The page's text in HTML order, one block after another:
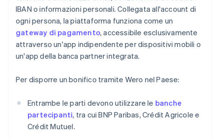
IBAN o informazioni personali. Collegata all'account di
ogni persona, la piattaforma funziona come un
gateway di pagamento, accessibile esclusivamente
attraverso un'app indipendente per dispositivi mobili o
un'app della banca partner integrata.
Per disporre un bonifico tramite Wero nel Paese:
Entrambe le parti devono utilizzare le banche
partecipanti, tra cui BNP Paribas, Crédit Agricole e
Crédit Mutuel.